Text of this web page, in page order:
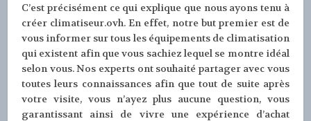
C’est précisément ce qui explique que nous ayons tenu à
créer climatiseur.ovh. En effet, notre but premier est de
vous informer sur tous les équipements de climatisation
qui existent afin que vous sachiez lequel se montre idéal
selon vous. Nos experts ont souhaité partager avec vous
toutes leurs connaissances afin que tout de suite après
votre visite, vous n’ayez plus aucune question, vous
garantissant ainsi de vivre une expérience d’achat